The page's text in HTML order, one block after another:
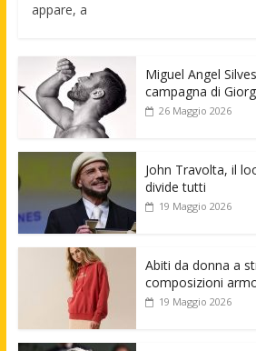
appare, a
Miguel Angel
campagna di
26 Maggio 2026
John Travolta, il
divide tutti
19 Maggio 2026
Abiti da donna a
composizioni
19 Maggio 2026